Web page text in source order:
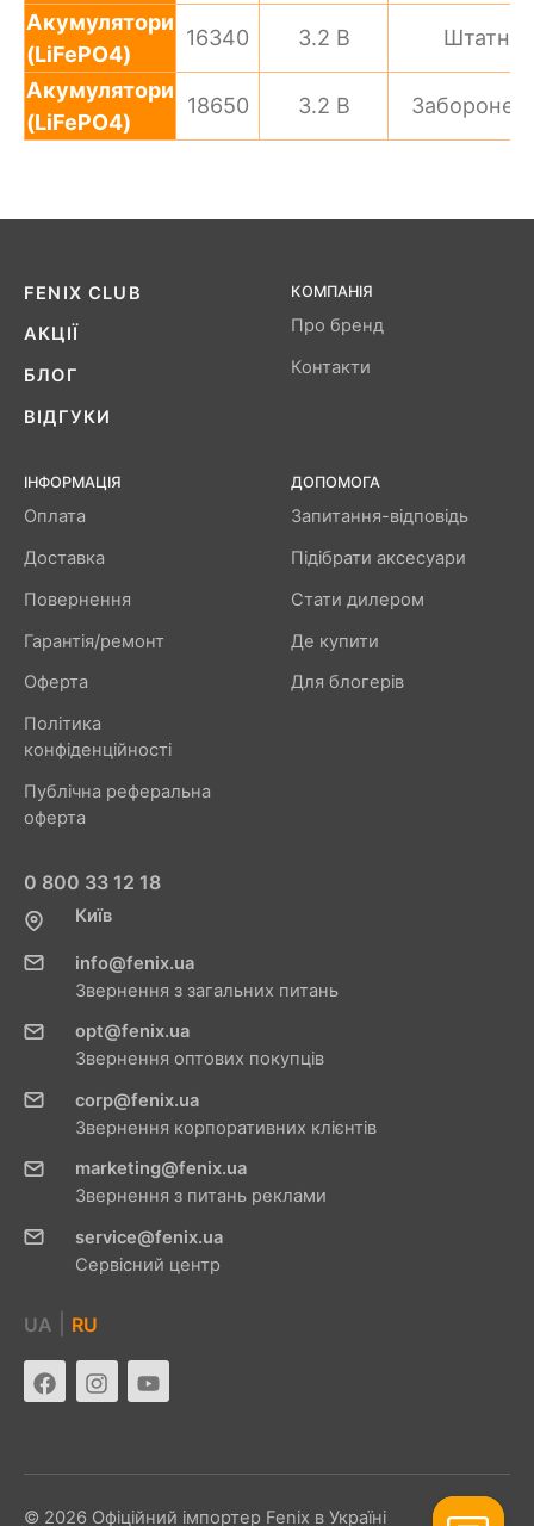
Акумулятори
(LiFePO4)
16340 3.2 В Штатно
Акумулятори
(LiFePO4)
18650 3.2 В
FENIX ​​CLUB
АКЦІЇ
БЛОГ
ВІДГУКИ
КОМПАНІЯ
Про бренд
Контакти
ІНФОРМАЦІЯ
Оплата
Доставка
Повернення
Гарантія/ремонт
Оферта
Політика
конфіденційності
Публічна реферальна
оферта
ДОПОМОГА
Запитання-відповідь
Підібрати аксесуари
Стати дилером
Де купити
Для блогерів
0 800 33 12 18
Київ
info@fenix.ua
Звернення з загальних питань
opt@fenix.ua
Звернення оптових покупців
corp@fenix.ua
Звернення корпоративних клієнтів
marketing@fenix.ua
Звернення з питань реклами
service@fenix.ua
Сервісний центр
UA RU
© 2026 Офіційний імпортер Fenix ​​в Україні